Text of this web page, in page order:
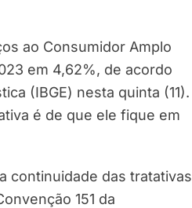
ao Consumidor Amplo
em 4,62%, de acordo
(IBGE) nesta quinta (11).
é de que ele fique em
continuidade das tratativas
151 da